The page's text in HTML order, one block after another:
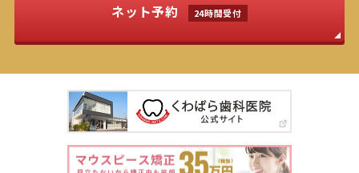
ネット予約 24時間受付